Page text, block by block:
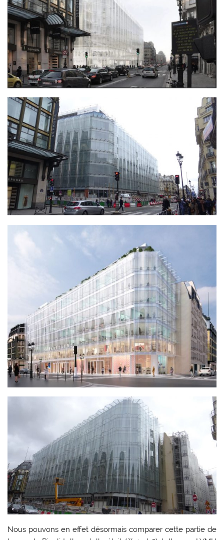
Nous pouvons en effet désormais comparer cette partie de